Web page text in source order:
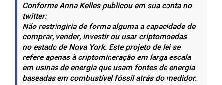
Conforme Anna Kelles publicou em sua conta no
twitter:
Não restringiria de forma alguma a capacidade de
comprar, vender, investir ou usar criptomoedas
no estado de Nova York. Este projeto de lei se
refere apenas à criptomineração em larga escala
em usinas de energia que usam fontes de energia
baseadas em combustível fóssil atrás do medidor.